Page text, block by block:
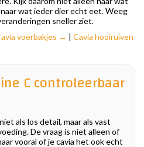
wat ieder dier echt eet. Weeg
sneller ziet.
voerbakjes → | Cavia hooiruiven
C controleerbaar
als los detail, maar als vast
De vraag is niet alleen of
vooral of je cavia het ook echt